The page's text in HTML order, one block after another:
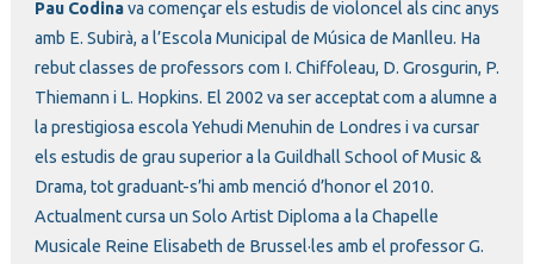
Pau Codinava començar els estudis de violoncel als cinc anys
amb E. Subirà, a l’Escola Municipal de Música de Manlleu. Ha
rebut classes de professors com I. Chiffoleau, D. Grosgurin, P.
Thiemann i L. Hopkins. El 2002 va ser acceptat com a alumne a
la prestigiosa escola Yehudi Menuhin de Londres i va cursar
els estudis de grau superior a la Guildhall School of Music &
Drama, tot graduant-s’hi amb menció d’honor el 2010.
Actualment cursa un Solo Artist Diploma a la Chapelle
Musicale Reine Elisabeth de Brussel·les amb el professor G.